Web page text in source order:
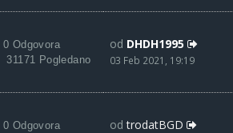
0 Odgovora
31171 Pogledano
od DHDH1995
03 Feb 2021, 19:19
0 Odgovora
odtrodatBGD